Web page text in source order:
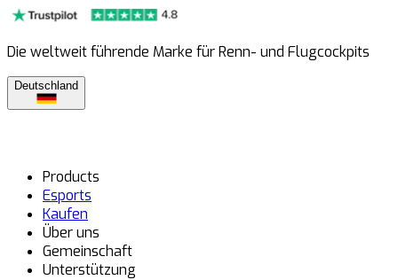
Die weltweit führende Marke für Renn- und Flugcockpits
Deutschland
Products
Esports
Kaufen
Über uns
Gemeinschaft
Unterstützung